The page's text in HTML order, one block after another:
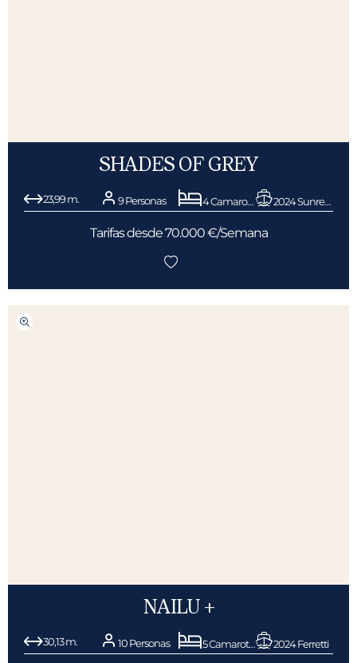
SHADES OF GREY
23,99 m. 9 Personas 4 Camarotes 2024 Sunreef Yachts
Tarifas desde 70.000 €/Semana
NAILU +
30,13 m. 10 Personas 5 Camarotes 2024 Ferretti